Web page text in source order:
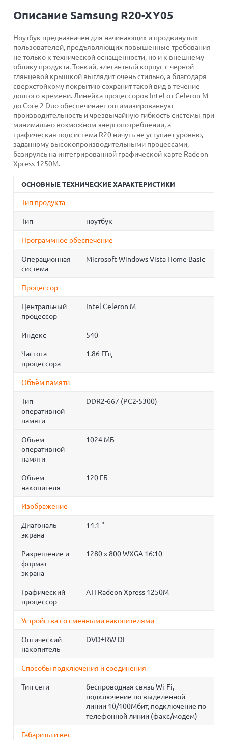
Описание Samsung R20-XY05
Ноутбук предназначен для начинающих и продвинутых
пользователей, предъявляющих повышенные требования
не только к технической оснащенности, но и к внешнему
облику продукта. Тонкий, элегантный корпус с черной
глянцевой крышкой выглядит очень стильно, а благодаря
сверхстойкому покрытию сохранит такой вид в течение
долгого времени. Линейка процессоров Intel от Celeron M
до Core 2 Duo обеспечивает оптимизированную
производительность и чрезвычайную гибкость системы при
минимально возможном энергопотреблении, а
графическая подсистема R20 ничуть не уступает уровню,
заданному высокопроизводительными процессами,
базируясь на интегрированной графической карте Radeon
Xpress 1250M.
ОСНОВНЫЕ ТЕХНИЧЕСКИЕ ХАРАКТЕРИСТИКИ
Тип продукта
Тип ноутбук
Программное обеспечение
Операционная
система
Microsoft Windows Vista Home Basic
Процессор
Центральный
процессор
Intel Celeron M
Индекс 540
Частота
процессора
1.86 ГГц
Объём памяти
Тип
оперативной
памяти
DDR2-667 (PC2-5300)
Объем
оперативной
памяти
1024 МБ
Объем
накопителя
120 ГБ
Изображение
Диагональ
экрана
14.1 "
Разрешение и
формат
экрана
1280 x 800 WXGA 16:10
Графический
процессор
ATI Radeon Xpress 1250M
Устройства со сменными накопителями
Оптический
накопитель
DVD±RW DL
Способы подключения и соединения
Тип сети
беспроводная связь Wi-Fi,
подключение по выделенной
линии 10/100Мбит, подключение по
телефонной линии (факс/модем)
Габариты и вес